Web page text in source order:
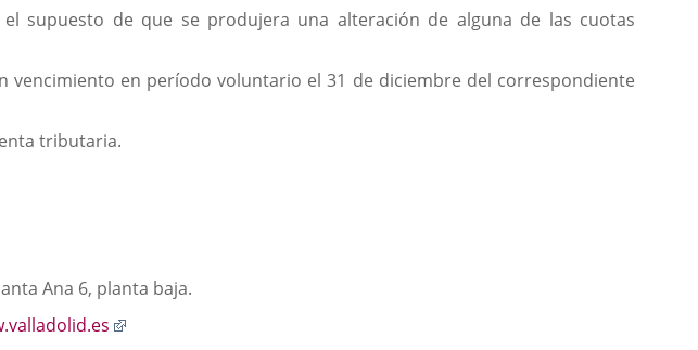
supuesto de que se produjera una alteración de alguna de las cuotas
en período voluntario el 31 de diciembre del correspondiente
tributaria.
Ana 6, planta baja.